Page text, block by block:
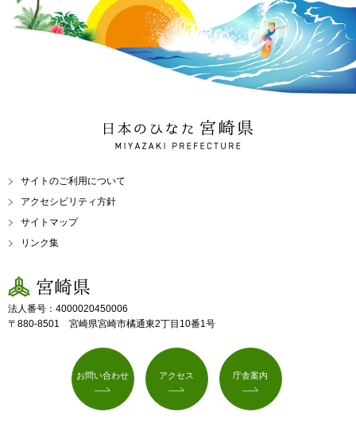
日本のひなた 宮崎県
MIYAZAKI PREFECTURE
サイトのご利用について
アクセシビリティ方針
サイトマップ
リンク集
宮崎県
法人番号：4000020450006
〒880-8501 宮崎県宮崎市橘通東2丁目10番1号
お問い合わせ アクセス 庁舎案内